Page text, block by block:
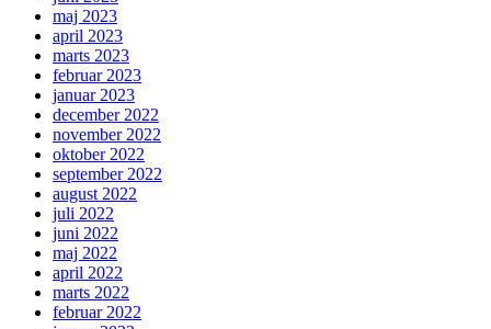
maj 2023
april 2023
marts 2023
februar 2023
januar 2023
december 2022
november 2022
oktober 2022
september 2022
august 2022
juli 2022
juni 2022
maj 2022
april 2022
marts 2022
februar 2022